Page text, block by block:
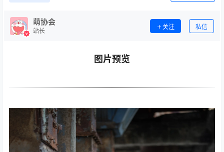
萌协会
站长
关注 私信
图片预览